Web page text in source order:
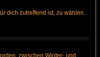
dich zutreffend ist, zu wählen.
zwischen Winter- und